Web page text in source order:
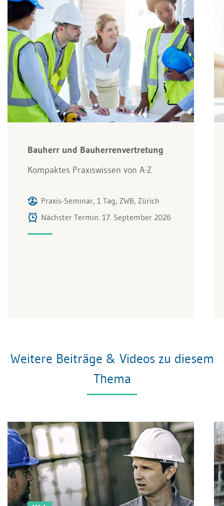
Bauherr und Bauherrenvertretung
Kompaktes Praxiswissen von A-Z.
Praxis-Seminar, 1 Tag, ZWB, Zürich
Nächster Termin: 17. September 2026
Weitere Beiträge & Videos zu diesem
Thema